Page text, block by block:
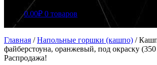
0.00₽ 0 товаров
Главная /Напольные горшки (кашпо) /
файберстоуна, оранжевый, под окраску
Распродажа!